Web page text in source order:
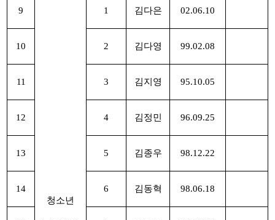
9
청소년
1 김다은 02.06.10
10 2 김다영 99.02.08
11 3 김지영 95.10.05
12 4 김정민 96.09.25
13 5 김종우 98.12.22
14 6 김동혁 98.06.18